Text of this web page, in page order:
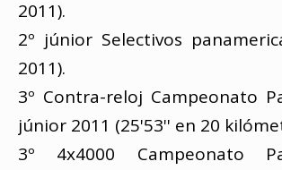
2011).
2º júnior Selectivos
2011).
3º Contra-reloj Campeonato
júnior 2011 (25'53'' en 20
3º 4x4000 Campeonato